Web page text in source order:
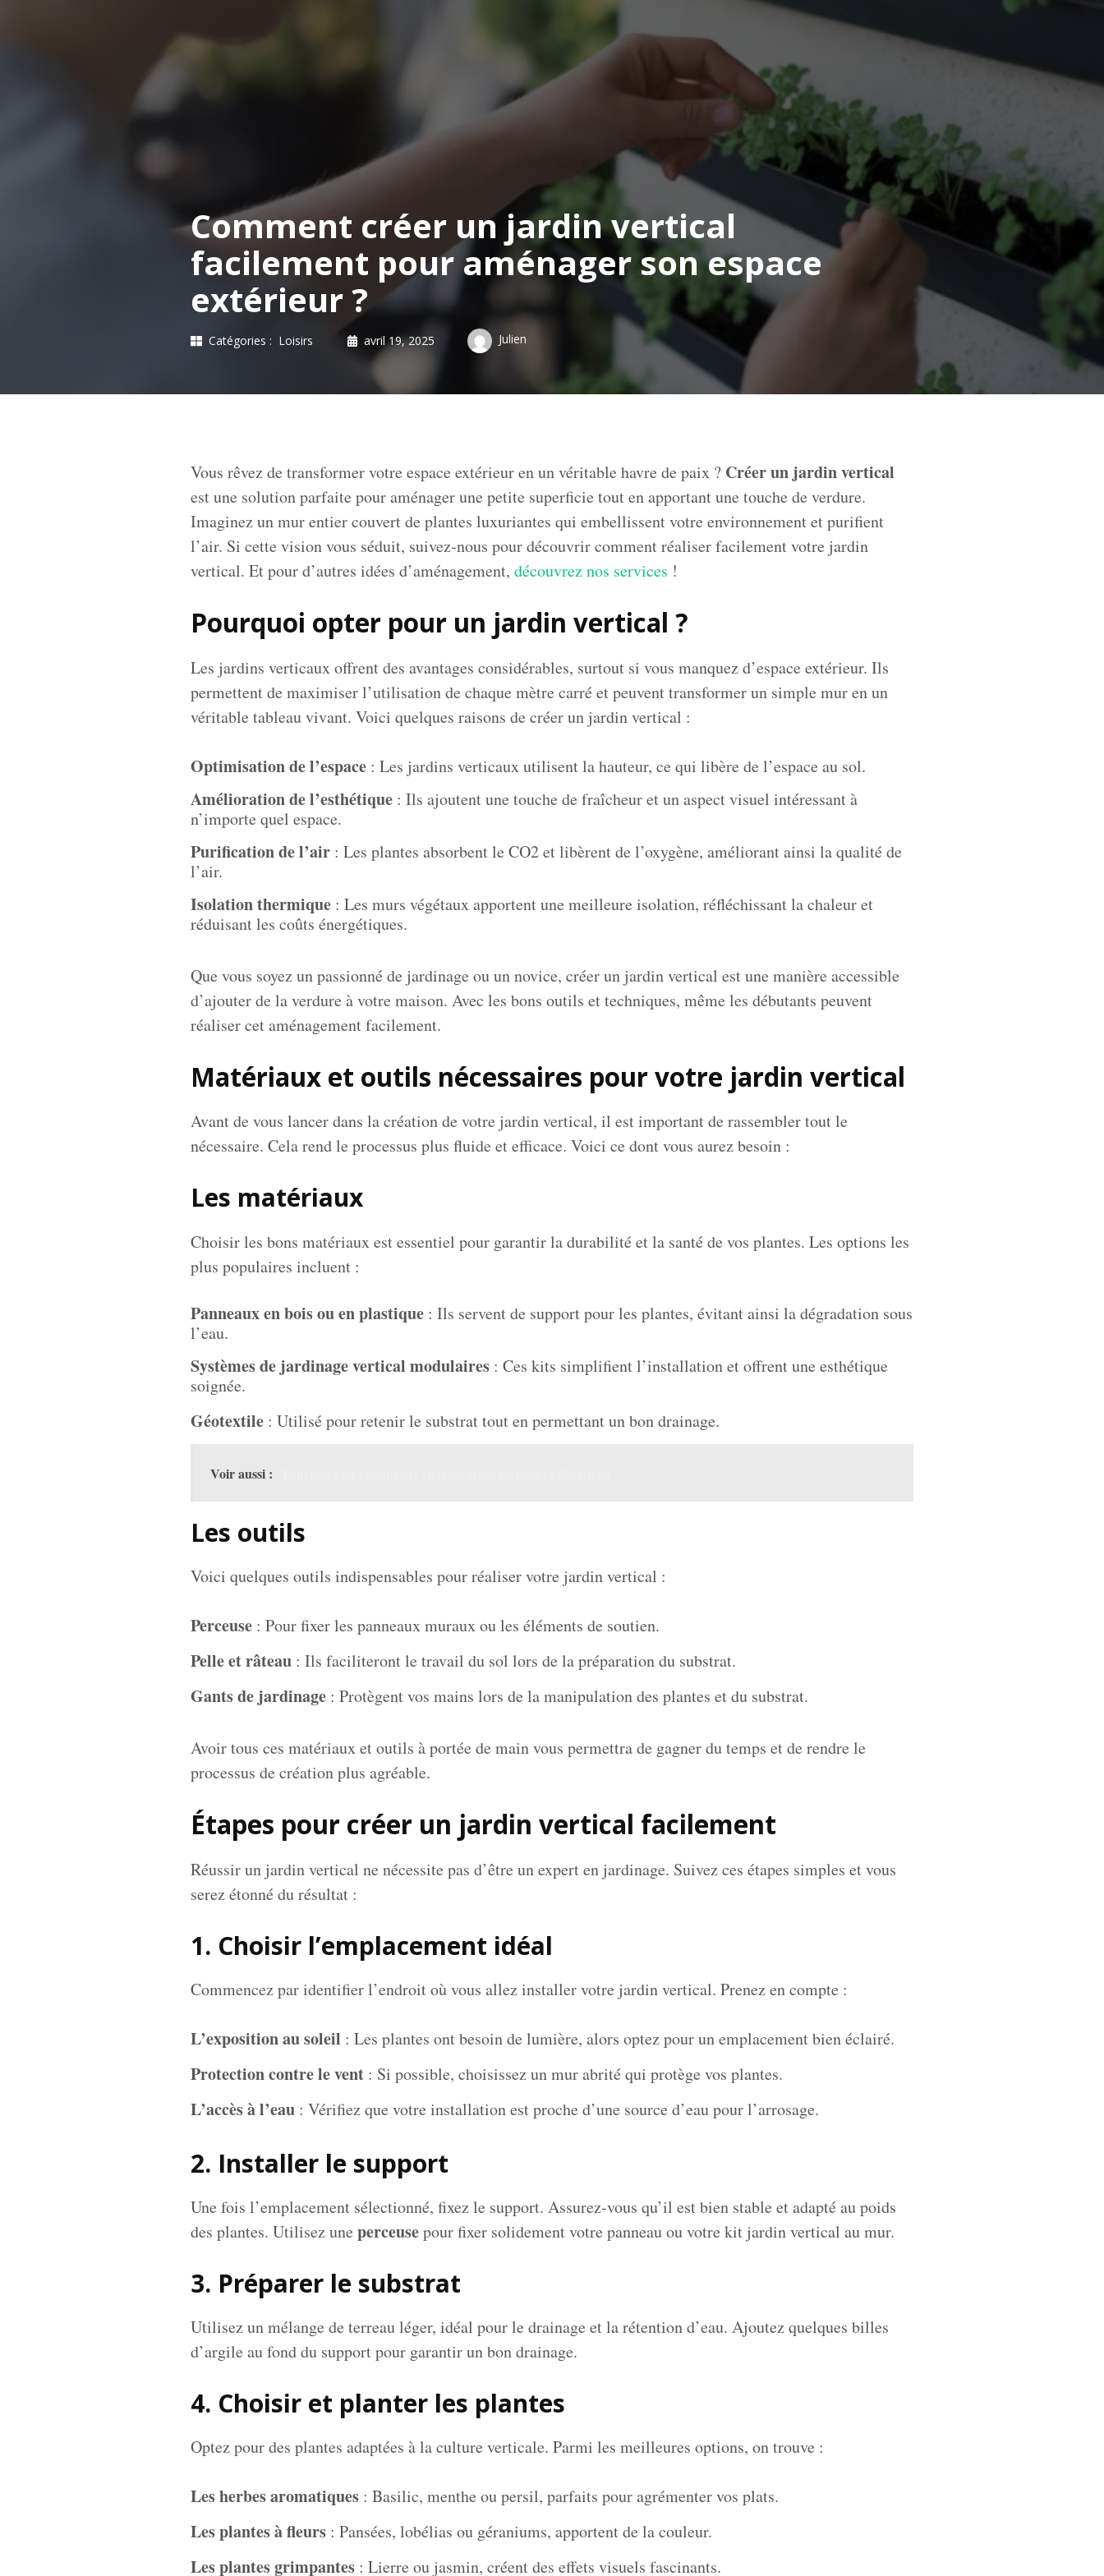
Comment créer un jardin vertical
facilement pour aménager son espace
extérieur ?
Catégories : Loisirs avril 19, 2025 Julien
Vous rêvez de transformer votre espace extérieur en un véritable havre de paix ? Créer un jardin vertical
est une solution parfaite pour aménager une petite superficie tout en apportant une touche de verdure.
Imaginez un mur entier couvert de plantes luxuriantes qui embellissent votre environnement et purifient
l’air. Si cette vision vous séduit, suivez-nous pour découvrir comment réaliser facilement votre jardin
vertical. Et pour d’autres idées d’aménagement, découvrez nos services !
Pourquoi opter pour un jardin vertical ?
Les jardins verticaux offrent des avantages considérables, surtout si vous manquez d’espace extérieur. Ils
permettent de maximiser l’utilisation de chaque mètre carré et peuvent transformer un simple mur en un
véritable tableau vivant. Voici quelques raisons de créer un jardin vertical :
Optimisation de l’espace : Les jardins verticaux utilisent la hauteur, ce qui libère de l’espace au sol.
Amélioration de l’esthétique : Ils ajoutent une touche de fraîcheur et un aspect visuel intéressant à
n’importe quel espace.
Purification de l’air : Les plantes absorbent le CO2 et libèrent de l’oxygène, améliorant ainsi la qualité de
l’air.
Isolation thermique : Les murs végétaux apportent une meilleure isolation, réfléchissant la chaleur et
réduisant les coûts énergétiques.
Que vous soyez un passionné de jardinage ou un novice, créer un jardin vertical est une manière accessible
d’ajouter de la verdure à votre maison. Avec les bons outils et techniques, même les débutants peuvent
réaliser cet aménagement facilement.
Matériaux et outils nécessaires pour votre jardin vertical
Avant de vous lancer dans la création de votre jardin vertical, il est important de rassembler tout le
nécessaire. Cela rend le processus plus fluide et efficace. Voici ce dont vous aurez besoin :
Les matériaux
Choisir les bons matériaux est essentiel pour garantir la durabilité et la santé de vos plantes. Les options les
plus populaires incluent :
Panneaux en bois ou en plastique : Ils servent de support pour les plantes, évitant ainsi la dégradation sous
l’eau.
Systèmes de jardinage vertical modulaires : Ces kits simplifient l’installation et offrent une esthétique
soignée.
Géotextile : Utilisé pour retenir le substrat tout en permettant un bon drainage.
Voir aussi :
Les outils
Voici quelques outils indispensables pour réaliser votre jardin vertical :
Perceuse : Pour fixer les panneaux muraux ou les éléments de soutien.
Pelle et râteau : Ils faciliteront le travail du sol lors de la préparation du substrat.
Gants de jardinage : Protègent vos mains lors de la manipulation des plantes et du substrat.
Avoir tous ces matériaux et outils à portée de main vous permettra de gagner du temps et de rendre le
processus de création plus agréable.
Étapes pour créer un jardin vertical facilement
Réussir un jardin vertical ne nécessite pas d’être un expert en jardinage. Suivez ces étapes simples et vous
serez étonné du résultat :
1. Choisir l’emplacement idéal
Commencez par identifier l’endroit où vous allez installer votre jardin vertical. Prenez en compte :
L’exposition au soleil : Les plantes ont besoin de lumière, alors optez pour un emplacement bien éclairé.
Protection contre le vent : Si possible, choisissez un mur abrité qui protège vos plantes.
L’accès à l’eau : Vérifiez que votre installation est proche d’une source d’eau pour l’arrosage.
2. Installer le support
Une fois l’emplacement sélectionné, fixez le support. Assurez-vous qu’il est bien stable et adapté au poids
des plantes. Utilisez une perceusepour fixer solidement votre panneau ou votre kit jardin vertical au mur.
3. Préparer le substrat
Utilisez un mélange de terreau léger, idéal pour le drainage et la rétention d’eau. Ajoutez quelques billes
d’argile au fond du support pour garantir un bon drainage.
4. Choisir et planter les plantes
Optez pour des plantes adaptées à la culture verticale. Parmi les meilleures options, on trouve :
Les herbes aromatiques : Basilic, menthe ou persil, parfaits pour agrémenter vos plats.
Les plantes à fleurs : Pansées, lobélias ou géraniums, apportent de la couleur.
Les plantes grimpantes : Lierre ou jasmin, créent des effets visuels fascinants.